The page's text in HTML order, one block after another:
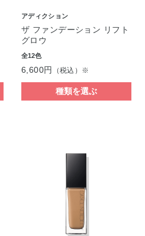
アディクション
ザ ファンデーション リフト
グロウ
全12色
6,600円 （税込）※
種類を選ぶ